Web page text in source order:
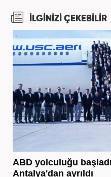
İLGİNİZİ ÇEKEBİLİR
ABD yolculuğu
Antalya'dan ayrıldı